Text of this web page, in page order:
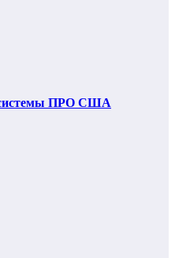
системы ПРО США